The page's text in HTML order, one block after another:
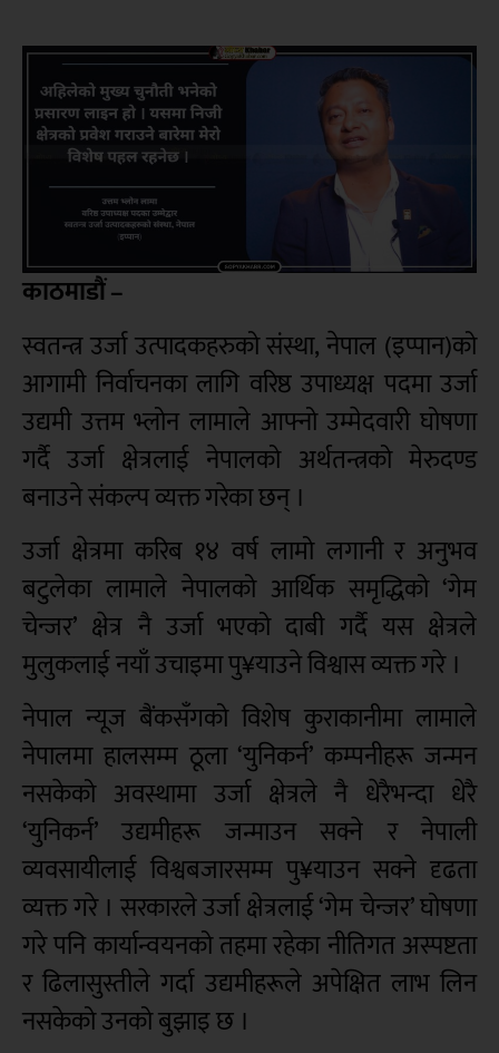
काठमाडौं –
स्वतन्त्र उर्जा उत्पादकहरुको संस्था, नेपाल (इप्पान)को
आगामी निर्वाचनका लागि वरिष्ठ उपाध्यक्ष पदमा उर्जा
उद्यमी उत्तम भ्लोन लामाले आफ्नो उम्मेदवारी घोषणा
गर्दै उर्जा क्षेत्रलाई नेपालको अर्थतन्त्रको मेरुदण्ड
बनाउने संकल्प व्यक्त गरेका छन् ।
उर्जा क्षेत्रमा करिब १४ वर्ष लामो लगानी र अनुभव
बटुलेका लामाले नेपालको आर्थिक समृद्धिको ‘गेम
चेन्जर’ क्षेत्र नै उर्जा भएको दाबी गर्दै यस क्षेत्रले
मुलुकलाई नयाँ उचाइमा पु¥याउने विश्वास व्यक्त गरे ।
नेपाल न्यूज बैंकसँगको विशेष कुराकानीमा लामाले
नेपालमा हालसम्म ठूला ‘युनिकर्न’ कम्पनीहरू जन्मन
नसकेको अवस्थामा उर्जा क्षेत्रले नै धेरैभन्दा धेरै
‘युनिकर्न’ उद्यमीहरू जन्माउन सक्ने र नेपाली
व्यवसायीलाई विश्वबजारसम्म पु¥याउन सक्ने दृढता
व्यक्त गरे । सरकारले उर्जा क्षेत्रलाई ‘गेम चेन्जर’ घोषणा
गरे पनि कार्यान्वयनको तहमा रहेका नीतिगत अस्पष्टता
र ढिलासुस्तीले गर्दा उद्यमीहरूले अपेक्षित लाभ लिन
नसकेको उनको बुझाइ छ ।